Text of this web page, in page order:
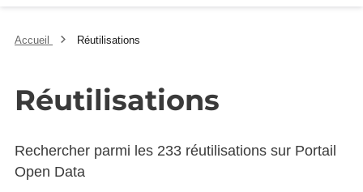
Accueil Réutilisations
Réutilisations
Rechercher parmi les 233 réutilisations sur Portail
Open Data